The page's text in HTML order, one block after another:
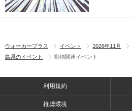
ウォーカープラス イベント 2026年11月
島県のイベント
動物関連イベント
利用規約
推奨環境